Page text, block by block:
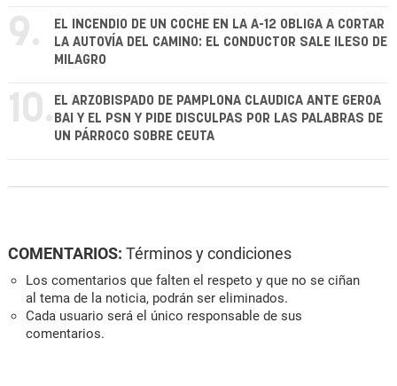
9.
EL INCENDIO DE UN COCHE EN LA A-12 OBLIGA A CORTAR
LA AUTOVÍA DEL CAMINO: EL CONDUCTOR SALE ILESO DE
MILAGRO
10. EL ARZOBISPADO DE PAMPLONA CLAUDICA ANTE GEROA
BAI Y EL PSN Y PIDE DISCULPAS POR LAS PALABRAS DE
UN PÁRROCO SOBRE CEUTA
COMENTARIOS: Términos y condiciones
Los comentarios que falten el respeto y que no se ciñan
al tema de la noticia, podrán ser eliminados.
Cada usuario será el único responsable de sus
comentarios.